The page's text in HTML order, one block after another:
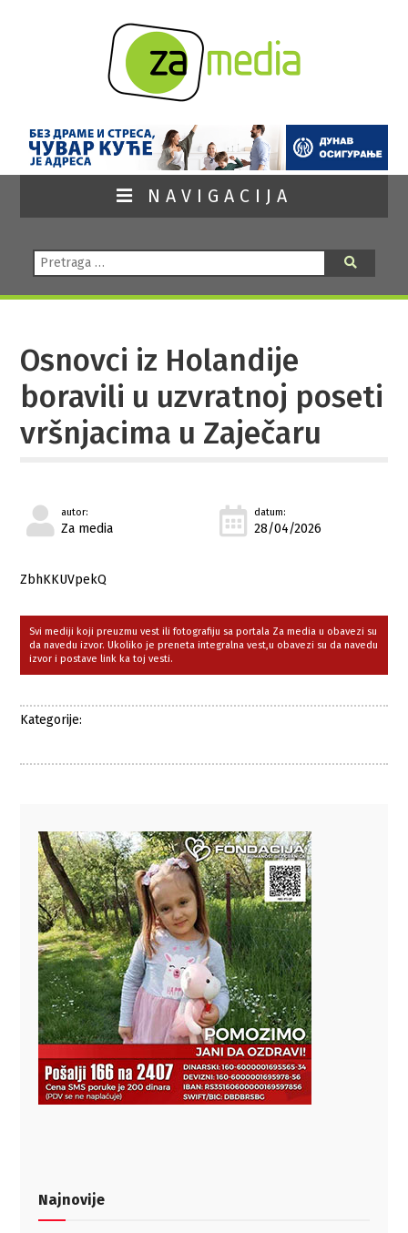
NAVIGACIJA
Pretraga:
Osnovci iz Holandije
boravili u uzvratnoj poseti
vršnjacima u Zaječaru
autor:
Za media
datum:
28/04/2026
ZbhKKUVpekQ
Svi mediji koji preuzmu vest ili fotografiju sa portala Za media u obavezi su
da navedu izvor. Ukoliko je preneta integralna vest,u obavezi su da navedu
izvor i postave link ka toj vesti.
Kategorije:
Najnovije